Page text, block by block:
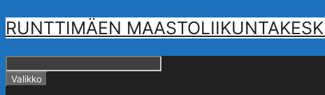
Siirry
sisältöön
RUNTTIMÄEN
Hae
Valikko